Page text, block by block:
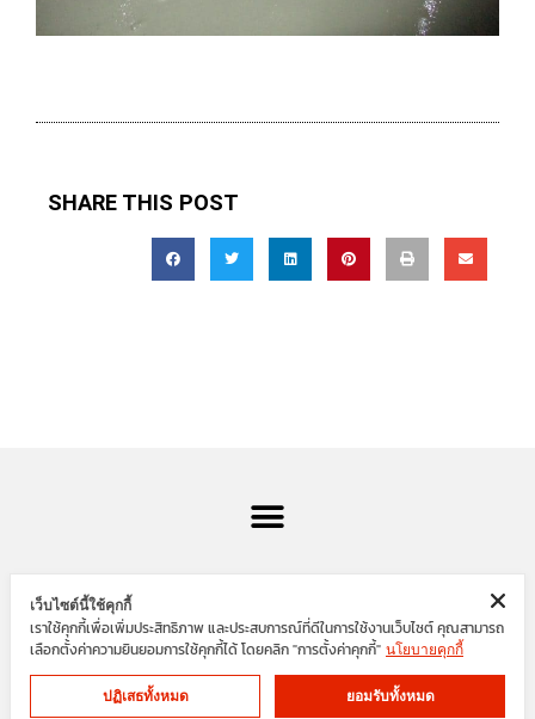
SHARE THIS POST
SIAM ENGINEER GROUP
Cookies Privacy Policy
เว็บไซต์นี้ใช้คุกกี้
เราใช้คุกกี้เพื่อเพิ่มประสิทธิภาพ และประสบการณ์ที่ดีในการใช้งานเว็บไซต์ คุณสามารถ
เลือกตั้งค่าความยินยอมการใช้คุกกี้ได้ โดยคลิก "การตั้งค่าคุกกี้" นโยบายคุกกี้
ปฏิเสธทั้งหมด ยอมรับทั้งหมด